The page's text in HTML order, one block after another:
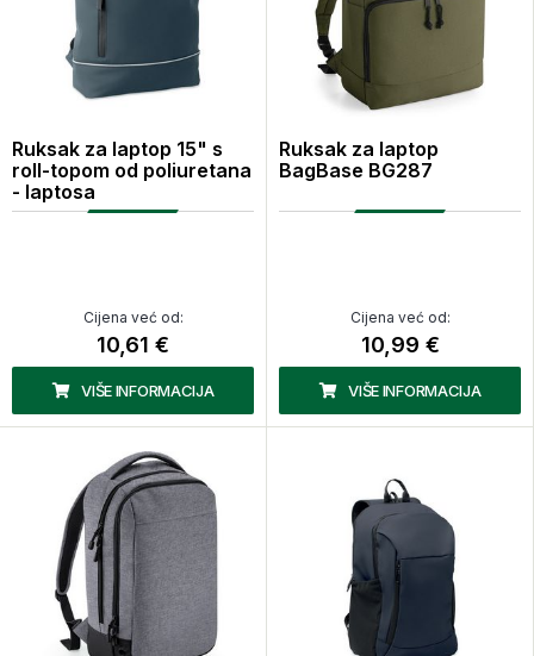
Ruksak za laptop 15" s
roll-topom od poliuretana
- laptosa
Cijena već od:
10,61 €
VIŠE INFORMACIJA
Ruksak za laptop
BagBase BG287
Cijena već od:
10,99 €
VIŠE INFORMACIJA